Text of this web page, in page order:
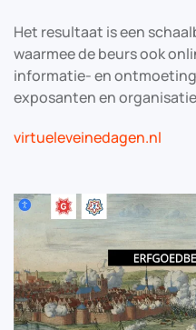
Het resultaat is een
waarmee de beurs ook
informatie- en
exposanten en
virtueleveinedagen.nl